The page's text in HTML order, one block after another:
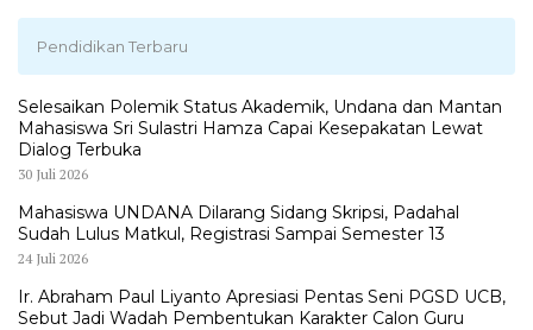
Pendidikan Terbaru
Selesaikan Polemik Status Akademik, Undana dan Mantan
Mahasiswa Sri Sulastri Hamza Capai Kesepakatan Lewat
Dialog Terbuka
30 Juli 2026
Mahasiswa UNDANA Dilarang Sidang Skripsi, Padahal
Sudah Lulus Matkul, Registrasi Sampai Semester 13
24 Juli 2026
Ir. Abraham Paul Liyanto Apresiasi Pentas Seni PGSD UCB,
Sebut Jadi Wadah Pembentukan Karakter Calon Guru